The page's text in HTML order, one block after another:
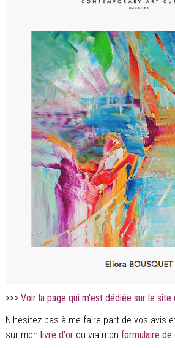
>>> Voir la page qui m'est dédiée sur le site
N'hésitez pas à me faire part de vos avis
sur mon livre d'or ou via mon formulaire